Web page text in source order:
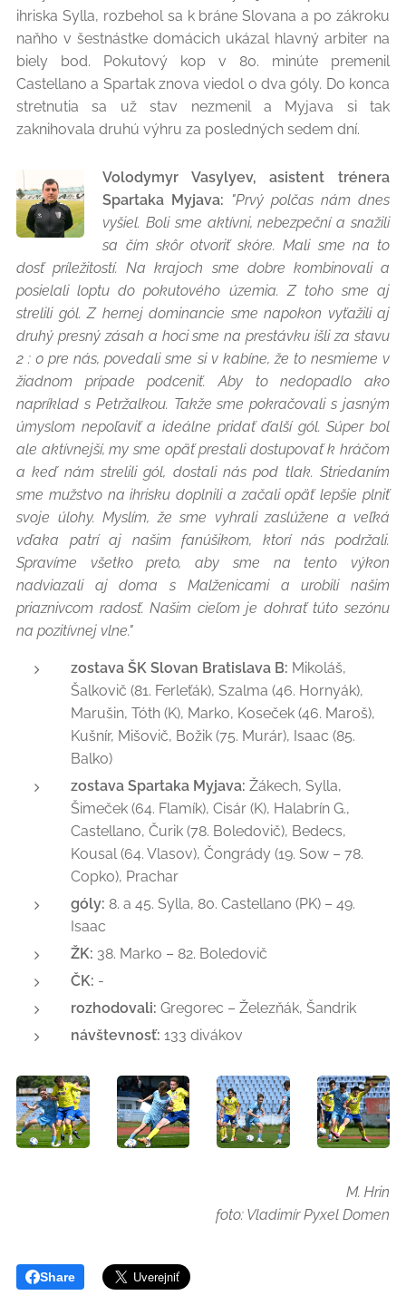
ihriska Sylla, rozbehol sa k bráne Slovana a po zákroku
naňho v šestnástke domácich ukázal hlavný arbiter na
biely bod. Pokutový kop v 80. minúte premenil
Castellano a Spartak znova viedol o dva góly. Do konca
stretnutia sa už stav nezmenil a Myjava si tak
zaknihovala druhú výhru za posledných sedem dní.
Volodymyr Vasylyev, asistent trénera
Spartaka Myjava: "Prvý polčas nám dnes
vyšiel. Boli sme aktívni, nebezpeční a snažili
sa čím skôr otvoriť skóre. Mali sme na to
dosť príležitostí. Na krajoch sme dobre kombinovali a
posielali loptu do pokutového územia. Z toho sme aj
strelili gól. Z hernej dominancie sme napokon vyťažili aj
druhý presný zásah a hoci sme na prestávku išli za stavu
2 : 0 pre nás, povedali sme si v kabíne, že to nesmieme v
žiadnom prípade podceniť. Aby to nedopadlo ako
napríklad s Petržalkou. Takže sme pokračovali s jasným
úmyslom nepoľaviť a ideálne pridať ďalší gól. Súper bol
ale aktívnejší, my sme opäť prestali dostupovať k hráčom
a keď nám strelili gól, dostali nás pod tlak. Striedaním
sme mužstvo na ihrisku doplnili a začali opäť lepšie plniť
svoje úlohy. Myslím, že sme vyhrali zaslúžene a veľká
vďaka patrí aj našim fanúšikom, ktorí nás podržali.
Spravíme všetko preto, aby sme na tento výkon
nadviazali aj doma s Malženicami a urobili našim
priaznivcom radosť. Našim cieľom je dohrať túto sezónu
na pozitívnej vlne."
zostava ŠK Slovan Bratislava B: Mikoláš,
Šalkovič (81. Ferleťák), Szalma (46. Hornyák),
Marušin, Tóth (K), Marko, Koseček (46. Maroš),
Kušnír, Mišovič, Božik (75. Murár), Isaac (85.
Balko)
zostava Spartaka Myjava: Žákech, Sylla,
Šimeček (64. Flamík), Cisár (K), Halabrín G.,
Castellano, Čurik (78. Boledovič), Bedecs,
Kousal (64. Vlasov), Čongrády (19. Sow – 78.
Copko), Prachar
góly: 8. a 45. Sylla, 80. Castellano (PK) – 49.
Isaac
ŽK: 38. Marko – 82. Boledovič
ČK: -
rozhodovali: Gregorec – Železňák, Šandrik
návštevnosť: 133 divákov
M. Hrin
foto: Vladimír Pyxel Domen
Share